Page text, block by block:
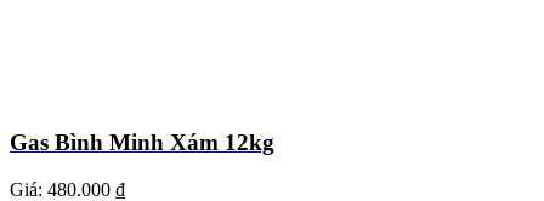
Gas Bình Minh Xám 12kg
Giá: 480.000 ₫